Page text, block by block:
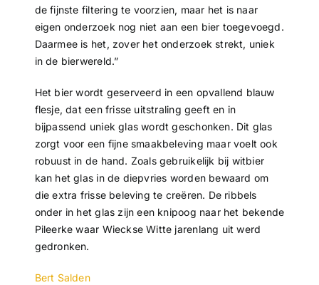
de fijnste filtering te voorzien, maar het is naar
eigen onderzoek nog niet aan een bier toegevoegd.
Daarmee is het, zover het onderzoek strekt, uniek
in de bierwereld.”
Het bier wordt geserveerd in een opvallend blauw
flesje, dat een frisse uitstraling geeft en in
bijpassend uniek glas wordt geschonken. Dit glas
zorgt voor een fijne smaakbeleving maar voelt ook
robuust in de hand. Zoals gebruikelijk bij witbier
kan het glas in de diepvries worden bewaard om
die extra frisse beleving te creëren. De ribbels
onder in het glas zijn een knipoog naar het bekende
Pileerke waar Wieckse Witte jarenlang uit werd
gedronken.
Bert Salden